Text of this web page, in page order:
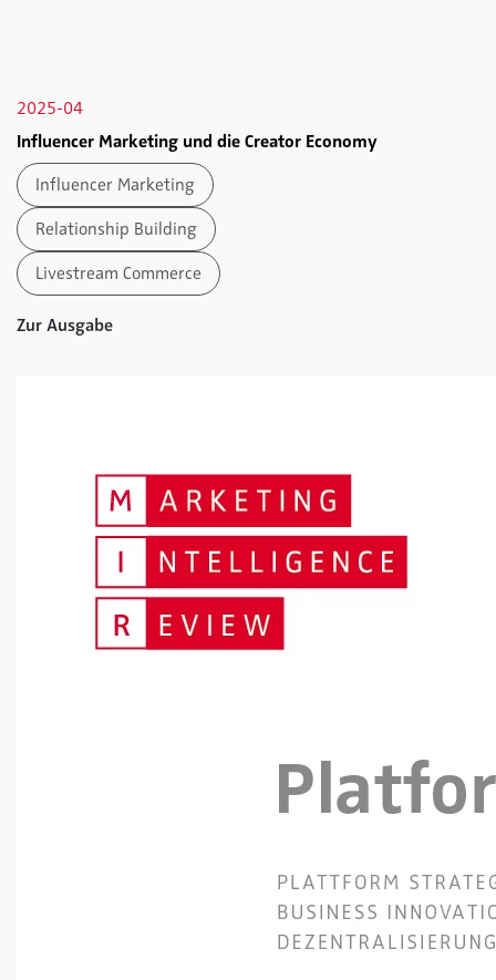
2025-04
Influencer Marketing und die Creator Economy
Influencer Marketing
Relationship Building
Livestream Commerce
Zur Ausgabe